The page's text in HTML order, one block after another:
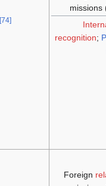
missions
recognition;
[74]
Foreign